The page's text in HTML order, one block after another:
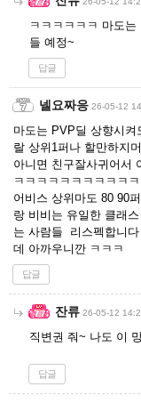
ㅋㅋㅋㅋㅋㅋ 마도
들 예정~
답글
넬요짜응 26-05-12
마도는 PVP딜 상향시켜
랄 상위1퍼나 할만하지
아니면 친구잘사귀어서
ㅋㅋㅋㅋㅋㅋㅋㅋㅋㅋㅋ
어비스 상위마도 80 90
랑 비비는 유일한 클래
는 사람들 리스펙합니
데 아까우니깐 ㅋㅋㅋ
답글
잔류 26-05-12
직변권 줘~ 나도 이
답글